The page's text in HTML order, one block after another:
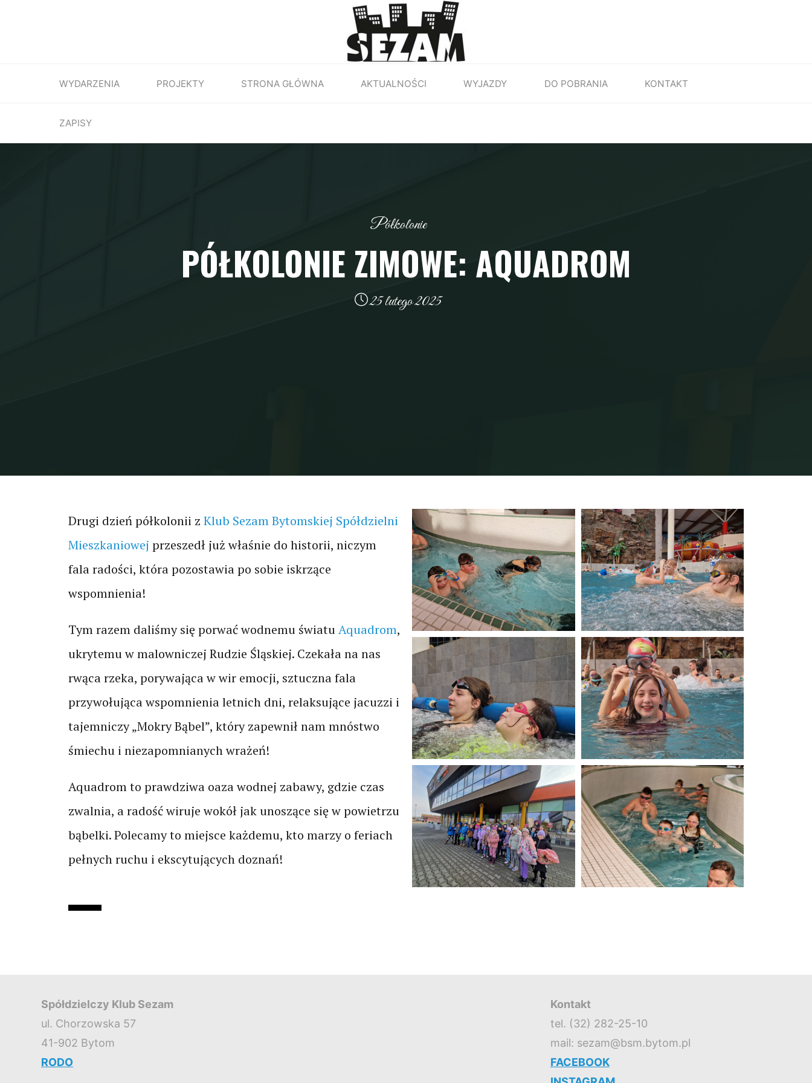
WYDARZENIA PROJEKTY STRONA GŁÓWNA AKTUALNOŚCI WYJAZDY DO POBRANIA KONTAKT
ZAPISY
Półkolonie
PÓŁKOLONIE ZIMOWE: AQUADROM
25 lutego 2025
Drugi dzień półkolonii z Klub Sezam Bytomskiej Spółdzielni
Mieszkaniowej przeszedł już właśnie do historii, niczym
fala radości, która pozostawia po sobie iskrzące
wspomnienia!
Tym razem daliśmy się porwać wodnemu światuAquadrom,
ukrytemu w malowniczej Rudzie Śląskiej. Czekała na nas
rwąca rzeka, porywająca w wir emocji, sztuczna fala
przywołująca wspomnienia letnich dni, relaksujące jacuzzi i
tajemniczy „Mokry Bąbel”, który zapewnił nam mnóstwo
śmiechu i niezapomnianych wrażeń!
Aquadrom to prawdziwa oaza wodnej zabawy, gdzie czas
zwalnia, a radość wiruje wokół jak unoszące się w powietrzu
bąbelki. Polecamy to miejsce każdemu, kto marzy o feriach
pełnych ruchu i ekscytujących doznań!
Spółdzielczy Klub Sezam
ul. Chorzowska 57
41-902 Bytom
RODO
Kontakt
tel. (32) 282-25-10
mail: sezam@bsm.bytom.pl
FACEBOOK